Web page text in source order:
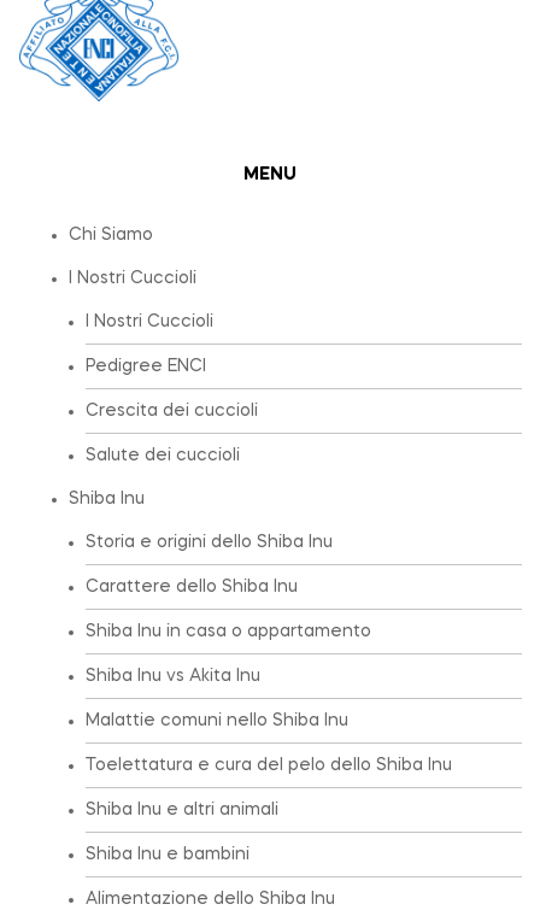
MENU
Chi Siamo
I Nostri Cuccioli
I Nostri Cuccioli
Pedigree ENCI
Crescita dei cuccioli
Salute dei cuccioli
Shiba Inu
Storia e origini dello Shiba Inu
Carattere dello Shiba Inu
Shiba Inu in casa o appartamento
Shiba Inu vs Akita Inu
Malattie comuni nello Shiba Inu
Toelettatura e cura del pelo dello Shiba Inu
Shiba Inu e altri animali
Shiba Inu e bambini
Alimentazione dello Shiba Inu